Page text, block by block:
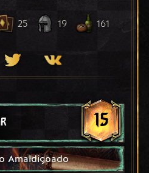
25 19 161
15
Amaldiçoado